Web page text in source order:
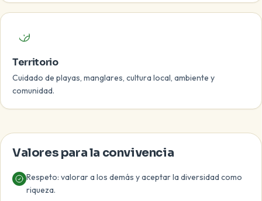
Territorio
Cuidado de playas, manglares, cultura local, ambiente y
comunidad.
Valores para la convivencia
Respeto: valorar a los demás y aceptar la diversidad como
riqueza.